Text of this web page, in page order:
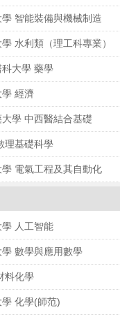
智能裝備與機械制造
水利類（理工科專業）
大學 藥學
經濟
學 中西醫結合基礎
理基礎科學
電氣工程及其自動化
人工智能
數學與應用數學
料化學
化學(師范)